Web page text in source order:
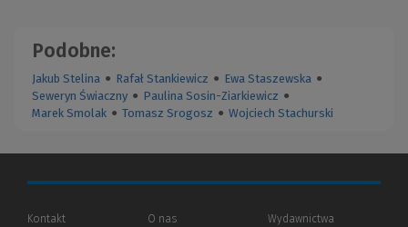
Podobne:
Jakub Stelina ● Rafał Stankiewicz ● Ewa Staszewska ●
Seweryn Świaczny ● Paulina Sosin-Ziarkiewicz ●
Marek Smolak ● Tomasz Srogosz ● Wojciech Stachurski
Kontakt
O nas
Wydawnictwa